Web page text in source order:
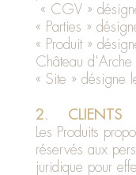
« CGV »
« Parties »
« Produit »
Château d'Arche
« Site » désigne
2. CLIENTS
Les Produits
réservés aux
juridique pour